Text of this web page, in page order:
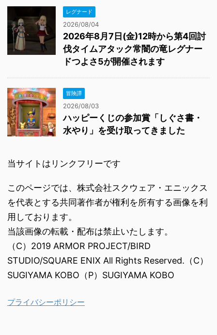
レグナード
2026/08/04
2026年8月7日(金)12時から第4回討
伐タイムアタック常闇の竜レグナー
ドつよさ5が開催されます
冒険譚
2026/08/03
ハッピーくじの参加賞「しぐさ書・
水やり」を受け取ってきました
当サイトはリンクフリーです
このページでは、株式会社スクウェア・エニックス
を代表とする共同著作者が権利を所有する画像を利
用しております。
当該画像の転載・配布は禁止いたします。
（C）2019 ARMOR PROJECT/BIRD
STUDIO/SQUARE ENIX All Rights Reserved.（C）
SUGIYAMA KOBO（P）SUGIYAMA KOBO
プライバシーポリシー